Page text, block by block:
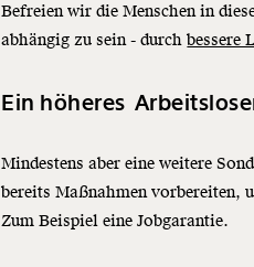
Befreien wir die Menschen in
abhängig zu sein - durchbessere
Ein höheres
Mindestens aber eine weitere
bereits Maßnahmen vorbereiten,
Zum Beispiel eine Jobgarantie.